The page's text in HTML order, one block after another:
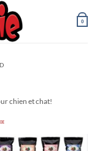
0
chien et chat!